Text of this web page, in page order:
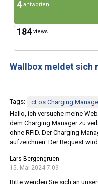
4 antworten
184 views
Wallbox meldet sich
Tags: cFos Charging
Hallo, ich versuche meine
dem Charging Manager zu
ohne RFID. Der Charging
aufzeichnen. Der Request
Lars Bergengruen
15. Mai 2024 7:09
Bitte wenden Sie sich an